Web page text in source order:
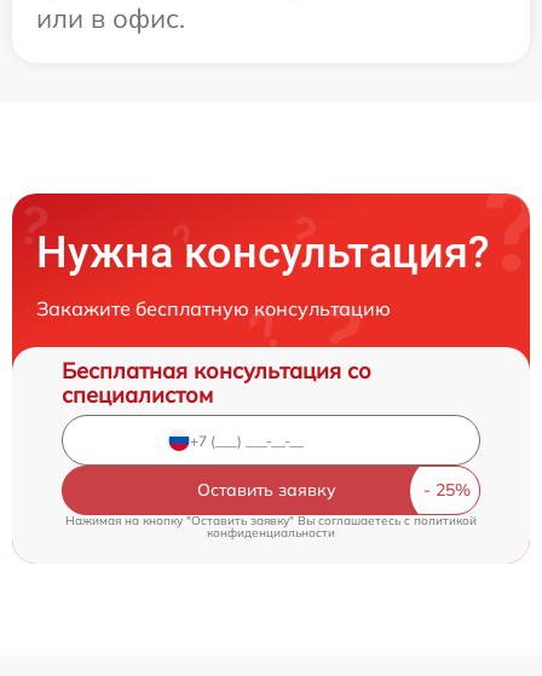
или в офис.
Нужна консультация?
Закажите бесплатную консультацию
Бесплатная консультация со
специалистом
Оставить заявку
Нажимая на кнопку "Оставить заявку" Вы соглашаетесь c политикой
конфиденциальности